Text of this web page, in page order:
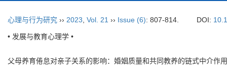
心理与行为研究 ›› 2023 Vol. 21 ›› Issue (6): 807-814. DOI:
• 发展与教育心理学 •
父母养育倦怠对亲子关系的影响：婚姻质量和共同教养的链式中介作用